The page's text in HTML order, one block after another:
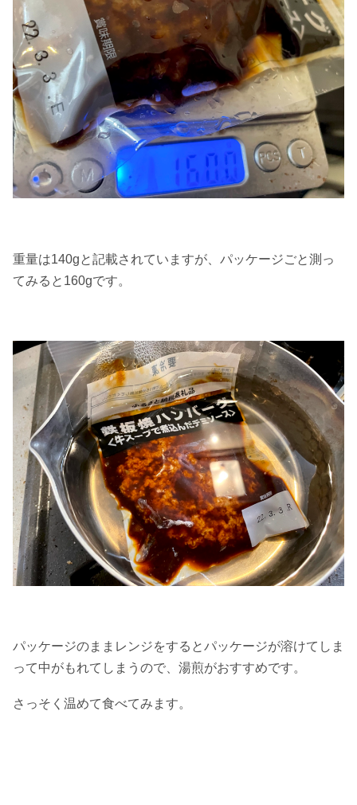
重量は140gと記載されていますが、パッケージごと測っ
てみると160gです。
パッケージのままレンジをするとパッケージが溶けてしま
って中がもれてしまうので、湯煎がおすすめです。
さっそく温めて食べてみます。